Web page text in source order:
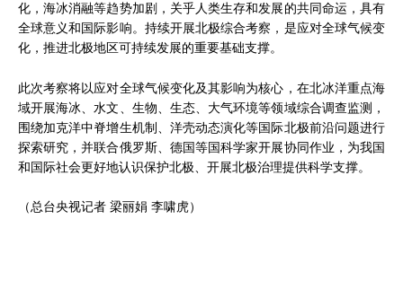
化，海冰消融等趋势加剧，关乎人类生存和发展的共同命运，具有
全球意义和国际影响。持续开展北极综合考察，是应对全球气候变
化，推进北极地区可持续发展的重要基础支撑。
此次考察将以应对全球气候变化及其影响为核心，在北冰洋重点海
域开展海冰、水文、生物、生态、大气环境等领域综合调查监测，
围绕加克洋中脊增生机制、洋壳动态演化等国际北极前沿问题进行
探索研究，并联合俄罗斯、德国等国科学家开展协同作业，为我国
和国际社会更好地认识保护北极、开展北极治理提供科学支撑。
（总台央视记者 梁丽娟 李啸虎）